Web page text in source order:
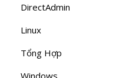
DirectAdmin
Linux
Tổng Hợp